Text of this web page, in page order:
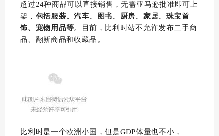
超过24种商品可以直接销售，无需亚马逊批准即可上
架， 包括服装。汽车、图书、厨房、家居、珠宝首
饰、宠物用品等。目前，比利时站不允许发布二手商
品、翻新商品和收藏品。
比利时是一个欧洲小国，但是GDP体量也不小，